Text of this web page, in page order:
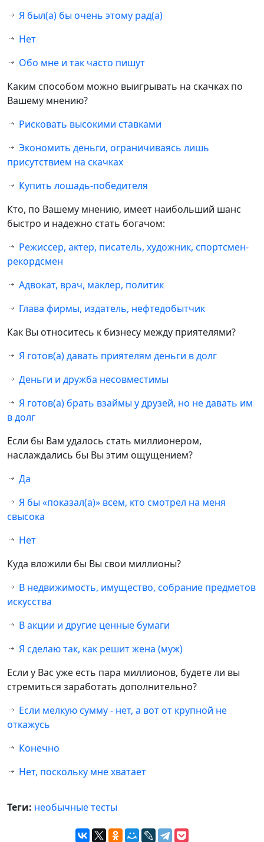
Я был(а) бы очень этому рад(а)
Нет
Обо мне и так часто пишут
Каким способом можно выигрывать на скачках по
Вашему мнению?
Рисковать высокими ставками
Экономить деньги, ограничиваясь лишь
присутствием на скачках
Купить лошадь-победителя
Кто, по Вашему мнению, имеет наибольший шанс
быстро и надежно стать богачом:
Режиссер, актер, писатель, художник, спортсмен-
рекордсмен
Адвокат, врач, маклер, политик
Глава фирмы, издатель, нефтедобытчик
Как Вы относитесь к бизнесу между приятелями?
Я готов(а) давать приятелям деньги в долг
Деньги и дружба несовместимы
Я готов(а) брать взаймы у друзей, но не давать им
в долг
Если бы Вам удалось стать миллионером,
наслаждались бы Вы этим ощущением?
Да
Я бы «показал(а)» всем, кто смотрел на меня
свысока
Нет
Куда вложили бы Вы свои миллионы?
В недвижимость, имущество, собрание предметов
искусства
В акции и другие ценные бумаги
Я сделаю так, как решит жена (муж)
Если у Вас уже есть пара миллионов, будете ли вы
стремиться заработать дополнительно?
Если мелкую сумму - нет, а вот от крупной не
откажусь
Конечно
Нет, поскольку мне хватает
Теги: необычные тесты